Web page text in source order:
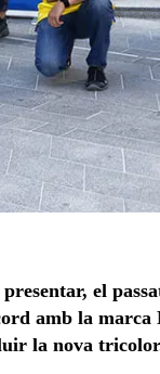
el
amb la
la nova